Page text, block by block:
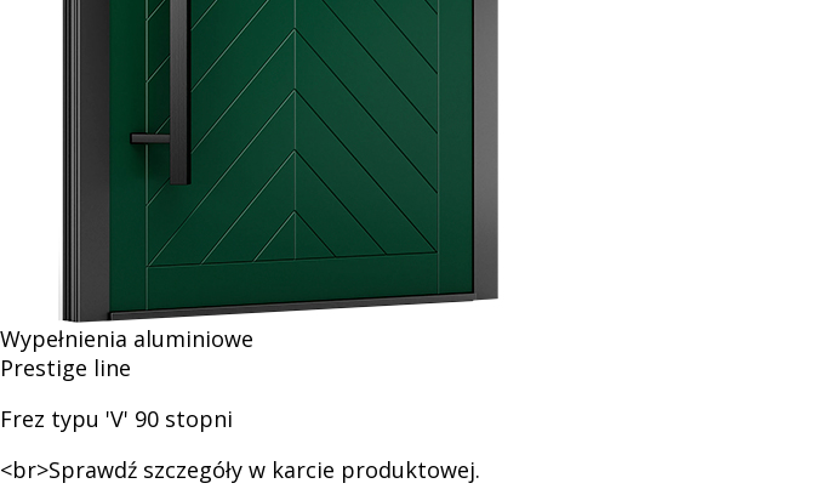
rynku
wypełnień
drzwiowych
Wypełnienia aluminiowe
Prestige line
Frez typu 'V' 90 stopni
<br>Sprawdź szczegóły w karcie produktowej.